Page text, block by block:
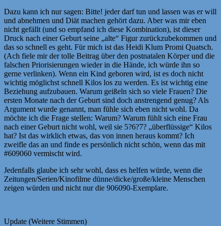
Dazu kann ich nur sagen: Bitte! jeder darf tun und lassen was er will
und abnehmen und Diät machen gehört dazu. Aber was mir eben
nicht gefällt (und so empfand ich diese Kombination), ist dieser
Druck nach einer Geburt seine „alte“ Figur zurückzubekommen und
das so schnell es geht. Für mich ist das Heidi Klum Promi Quatsch.
(Ach fiele mir der tolle Beitrag über den postnatalen Körper und die
falschen Priorisierungen wieder in die Hände, ich würde ihn so
gerne verlinken). Wenn ein Kind geboren wird, ist es doch nicht
wichtig möglichst schnell Kilos los zu werden. Es ist wichtig eine
Beziehung aufzubauen. Warum geißeln sich so viele Frauen? Die
ersten Monate nach der Geburt sind doch anstrengend genug? Als
Argument wurde genannt, man fühle sich eben nicht wohl. Da
möchte ich die Frage stellen: Warum? Warum fühlt sich eine Frau
nach einer Geburt nicht wohl, weil sie 5?6?7? „überflüssige“ Kilos
hat? Ist das wirklich etwas, das von innen heraus kommt? Ich
zweifle das an und finde es persönlich nicht schön, wenn das mit
#609060 vermischt wird.
Jedenfalls glaube ich sehr wohl, dass es helfen würde, wenn die
Zeitungen/Serien/Kinofilme dünne/dicke/große/kleine Menschen
zeigen würden und nicht nur die 906090-Exemplare.
Update (Weitere Stimmen)